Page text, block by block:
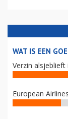
WAT IS EEN
Verzin alsjeblieft
European